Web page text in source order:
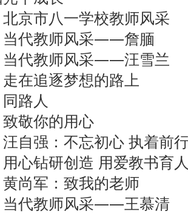
京市八一学校教师风采
代教师风采——詹腼
代教师风采——汪雪兰
在追逐梦想的路上
路人
敬你的用心
自强：不忘初心 执着前
心钻研创造 用爱教书育
尚军：致我的老师
代教师风采——王慕清